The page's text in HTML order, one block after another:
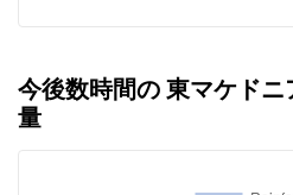
今後数時間の 東マケド
量